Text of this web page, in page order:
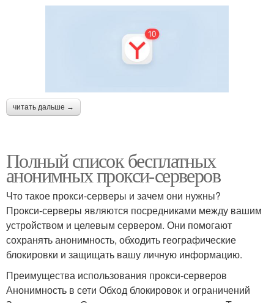
читать дальше →
Полный список бесплатных
анонимных прокси-серверов
Что такое прокси-серверы и зачем они нужны?
Прокси-серверы являются посредниками между вашим
устройством и целевым сервером. Они помогают
сохранять анонимность, обходить географические
блокировки и защищать вашу личную информацию.
Преимущества использования прокси-серверов
Анонимность в сети Обход блокировок и ограничений